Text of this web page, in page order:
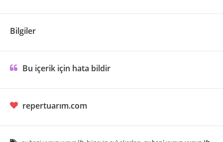
Bilgiler
Bu içerik için hata bildir
repertuarım.com